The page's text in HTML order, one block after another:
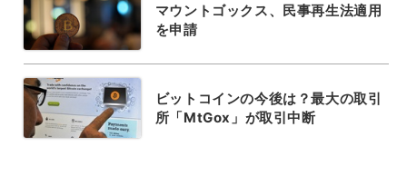
マウントゴックス、民事再生法適用
を申請
ビットコインの今後は？最大の取引
所「MtGox」が取引中断